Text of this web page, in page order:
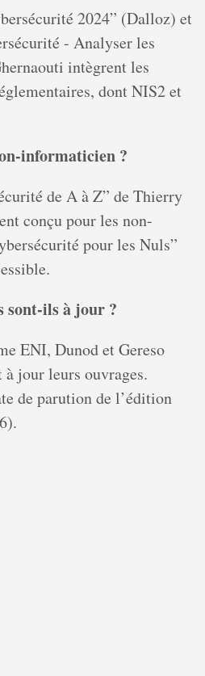
2024” (Dalloz) et
- Analyser les
intègrent les
dont NIS2 et
informaticien ?
de A à Z” de Thierry
conçu pour les non-
pour les Nuls”
sont-ils à jour ?
ENI, Dunod et Gereso
jour leurs ouvrages.
de parution de l’édition